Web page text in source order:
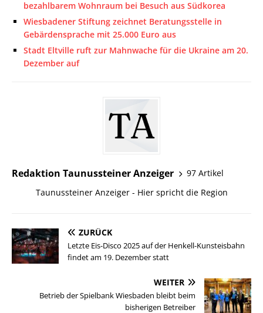
bezahlbarem Wohnraum bei Besuch aus Südkorea
Wiesbadener Stiftung zeichnet Beratungsstelle in
Gebärdensprache mit 25.000 Euro aus
Stadt Eltville ruft zur Mahnwache für die Ukraine am 20.
Dezember auf
Redaktion Taunussteiner Anzeiger
97 Artikel
Taunussteiner Anzeiger - Hier spricht die Region
ZURÜCK
Letzte Eis-Disco 2025 auf der Henkell-Kunsteisbahn
findet am 19. Dezember statt
WEITER
Betrieb der Spielbank Wiesbaden bleibt beim
bisherigen Betreiber